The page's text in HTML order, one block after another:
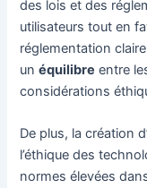
des lois et des
utilisateurs tout en
réglementation
unéquilibre entre
considérations
De plus, la création
l’éthique des
normes élevées